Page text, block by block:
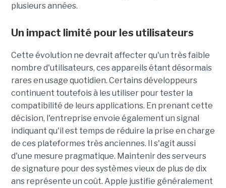
plusieurs années.
Un impact limité pour les utilisateurs
Cette évolution ne devrait affecter qu'un très faible
nombre d'utilisateurs, ces appareils étant désormais
rares en usage quotidien. Certains développeurs
continuent toutefois à les utiliser pour tester la
compatibilité de leurs applications. En prenant cette
décision, l'entreprise envoie également un signal
indiquant qu'il est temps de réduire la prise en charge
de ces plateformes très anciennes. Il s'agit aussi
d'une mesure pragmatique. Maintenir des serveurs
de signature pour des systèmes vieux de plus de dix
ans représente un coût. Apple justifie généralement